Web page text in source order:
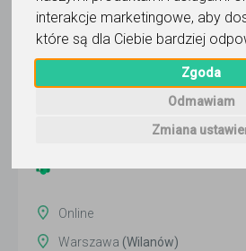
interakcje marketingowe, aby
które są dla Ciebie bardziej
Zgoda
Odmawiam
Zmiana
Tomasz Greczyło
Wyślij
Online
Warszawa (Wilanów)